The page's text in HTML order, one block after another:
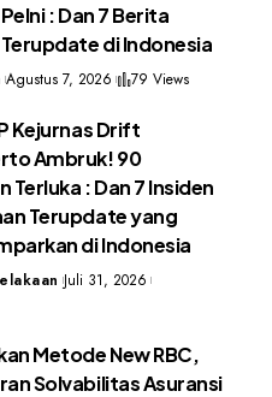
: Dan 7 Berita
di Indonesia
Agustus 7, 2026 79 Views
Kejurnas Drift
Ambruk! 90
Terluka : Dan 7 Insiden
Terupdate yang
di Indonesia
Juli 31, 2026
Metode New RBC,
Solvabilitas Asuransi